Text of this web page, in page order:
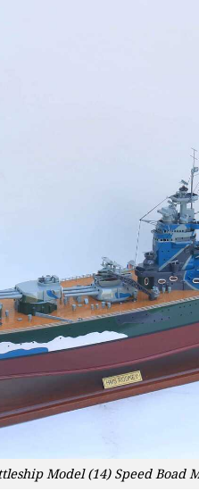
Model (14) Speed Boad